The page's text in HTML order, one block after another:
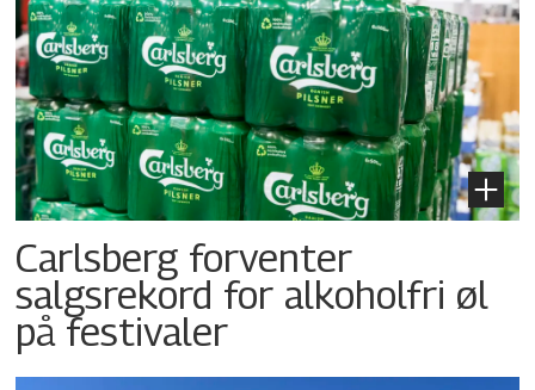
Carlsberg forventer
salgsrekord for alkoholfri øl
på festivaler